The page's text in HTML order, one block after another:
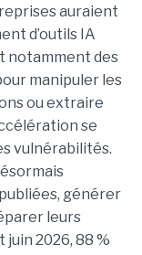
auraient
d’outils IA
notamment des
manipuler les
ou extraire
se
vulnérabilités.
générer
leurs
2026, 88 %